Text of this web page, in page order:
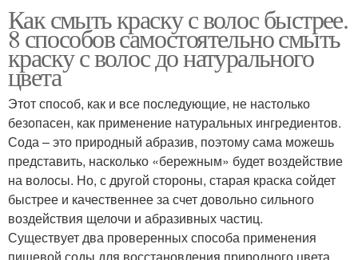
Как смыть краску с волос быстрее.
8 способов самостоятельно смыть
краску с волос до натурального
цвета
Этот способ, как и все последующие, не настолько
безопасен, как применение натуральных ингредиентов.
Сода – это природный абразив, поэтому сама можешь
представить, насколько «бережным» будет воздействие
на волосы. Но, с другой стороны, старая краска сойдет
быстрее и качественнее за счет довольно сильного
воздействия щелочи и абразивных частиц.
Существует два проверенных способа применения
пищевой соды для восстановления природного цвета